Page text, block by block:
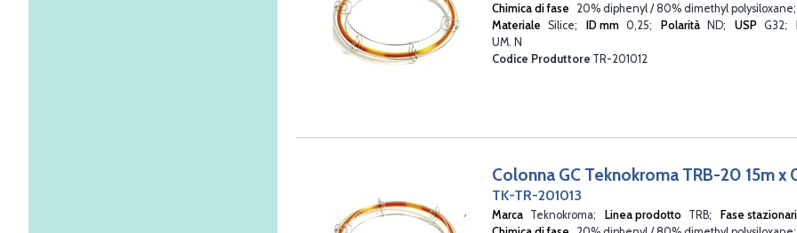
Chimica di fase
20% diphenyl / 80% dimethyl polysiloxane
Materiale Silice ID mm 0,25 Polarità ND USP G32
UM. N
Codice Produttore TR-201012
Colonna GC Teknokroma TRB-20 15m x
TK-TR-201013
Marca Teknokroma Linea prodotto TRB
Fase